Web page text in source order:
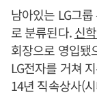
남아있는 LG그
로 분류된다.신
회장으로 영입됐
LG전자를 거쳐
14년 직속상사(